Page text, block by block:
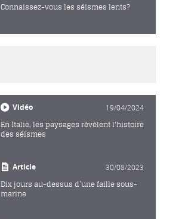
Connaissez-vous les séismes lents?
Vidéo 19/04/2024
En Italie, les paysages révèlent l'histoire
des séismes
Article 30/08/2023
Dix jours au-dessus d’une faille sous-
marine